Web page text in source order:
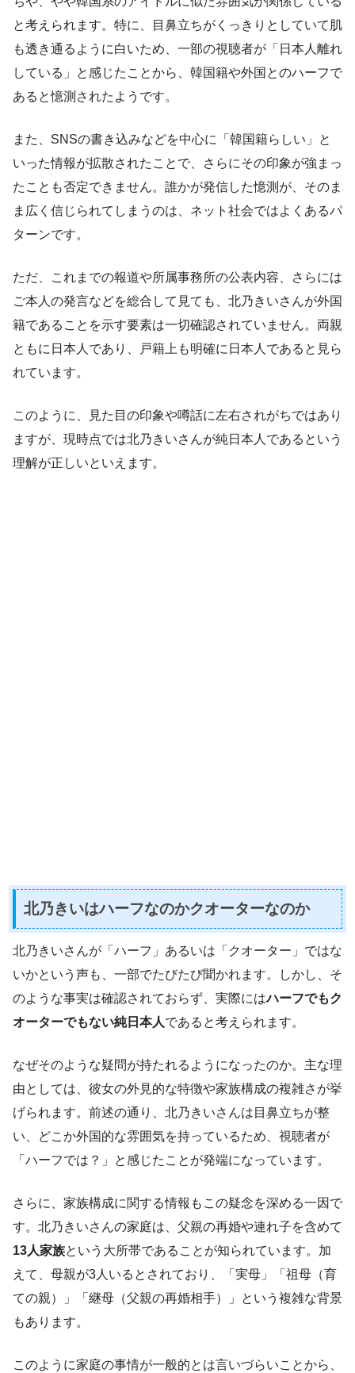
と考えられます。特に、目鼻立ちがくっきりとしていて肌
も透き通るように白いため、一部の視聴者が「日本人離れ
している」と感じたことから、韓国籍や外国とのハーフで
あると憶測されたようです。
また、SNSの書き込みなどを中心に「韓国籍らしい」と
いった情報が拡散されたことで、さらにその印象が強まっ
たことも否定できません。誰かが発信した憶測が、そのま
ま広く信じられてしまうのは、ネット社会ではよくあるパ
ターンです。
ただ、これまでの報道や所属事務所の公表内容、さらには
ご本人の発言などを総合して見ても、北乃きいさんが外国
籍であることを示す要素は一切確認されていません。両親
ともに日本人であり、戸籍上も明確に日本人であると見ら
れています。
このように、見た目の印象や噂話に左右されがちではあり
ますが、現時点では北乃きいさんが純日本人であるという
理解が正しいといえます。
北乃きいはハーフなのかクオーターなのか
北乃きいさんが「ハーフ」あるいは「クオーター」ではな
いかという声も、一部でたびたび聞かれます。しかし、そ
のような事実は確認されておらず、実際にはハーフでもク
オーターでもない純日本人であると考えられます。
なぜそのような疑問が持たれるようになったのか。主な理
由としては、彼女の外見的な特徴や家族構成の複雑さが挙
げられます。前述の通り、北乃きいさんは目鼻立ちが整
い、どこか外国的な雰囲気を持っているため、視聴者が
「ハーフでは？」と感じたことが発端になっています。
さらに、家族構成に関する情報もこの疑念を深める一因で
す。北乃きいさんの家庭は、父親の再婚や連れ子を含めて
13人家族という大所帯であることが知られています。加
えて、母親が3人いるとされており、「実母」「祖母（育
ての親）」「継母（父親の再婚相手）」という複雑な背景
もあります。
このように家庭の事情が一般的とは言いづらいことから、